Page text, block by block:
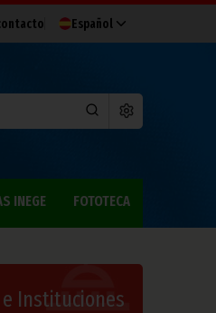
Español
INEGE FOTOTECA
Instituciones